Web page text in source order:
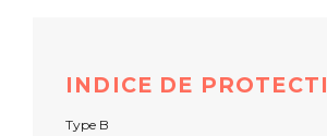
INDICE DE
Type B